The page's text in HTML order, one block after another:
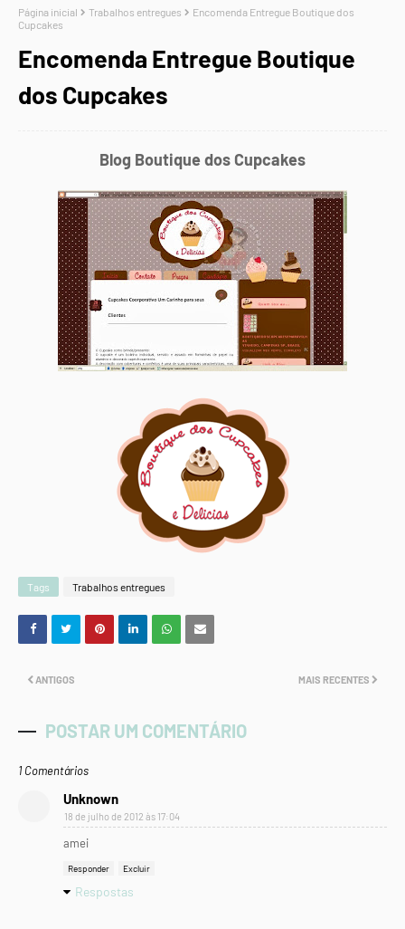
Página inicial Trabalhos entregues
Encomenda Entregue Boutique dos
Cupcakes
Encomenda Entregue Boutique
dos Cupcakes
Blog Boutique dos Cupcakes
Tags Trabalhos entregues
MAIS RECENTES
ANTIGOS
POSTAR UM COMENTÁRIO
1 Comentários
Unknown
18 de julho de 2012 às 17:04
amei
Responder Excluir
Respostas